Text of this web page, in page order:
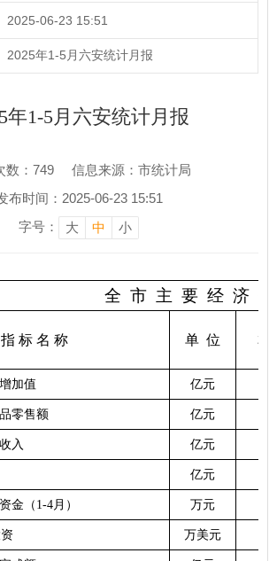
2025-06-23 15:51
2025年1-5月六安统计月报
年1-5月六安统计月报
数： 749
信息来源：市统计局
布时间：2025-06-23 15:51
字号：
大 中 小
全 市 主 要 经 济
指 标 名 称 单 位 本
加值 亿元
零售额 亿元
收入 亿元
亿元
金 （ 1-4月 ） 万元
万美元